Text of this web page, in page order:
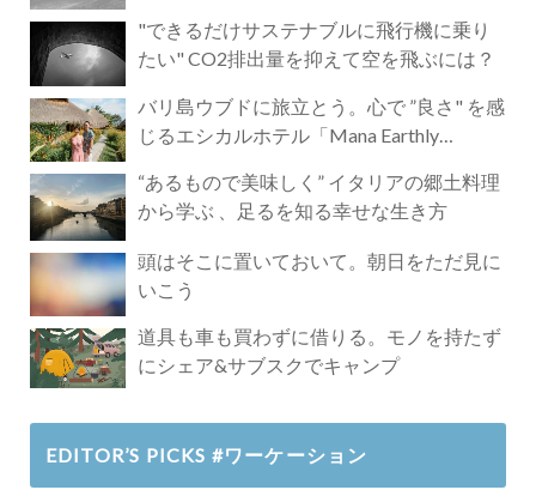
"できるだけサステナブルに飛行機に乗り
たい" CO2排出量を抑えて空を飛ぶには？
バリ島ウブドに旅立とう。心で ”良さ" を感
じるエシカルホテル「Mana Earthly
“あるもので美味しく” イタリアの郷土料理
から学ぶ 、足るを知る幸せな生き方
頭はそこに置いておいて。朝日をただ見に
いこう
道具も車も買わずに借りる。モノを持たず
にシェア&サブスクでキャンプ
EDITOR’S PICKS #ワーケーション